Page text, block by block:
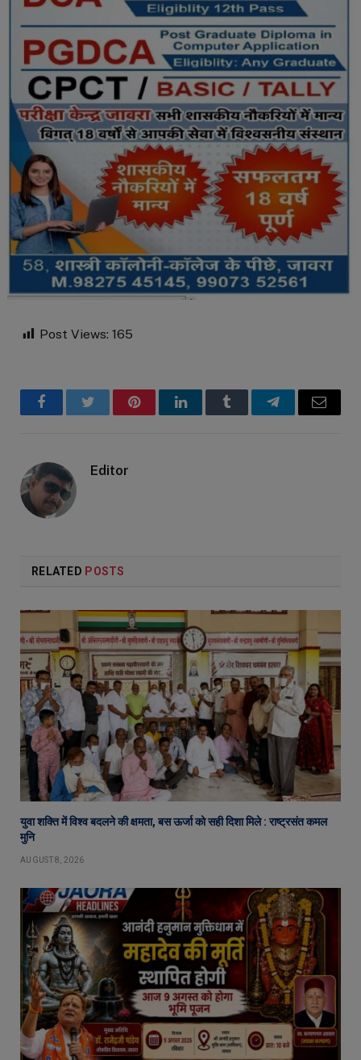
Post Views: 165
FacebookTwitter PinterestLinkedInTumblr TelegramEmail
Editor
RELATED POSTS
युवा शक्ति में विश्व बदलने की क्षमता, बस ऊर्जा को सही दिशा मिले : राष्ट्रसंत कमल
मुनि
AUGUST 8, 2026